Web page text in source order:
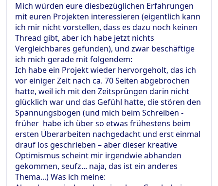
Mich würden eure diesbezüglichen Erfahrungen
mit euren Projekten interessieren (eigentlich kann
ich mir nicht vorstellen, dass es dazu noch keinen
Thread gibt, aber ich habe jetzt nichts
Vergleichbares gefunden), und zwar beschäftige
ich mich gerade mit folgendem:
Ich habe ein Projekt wieder hervorgeholt, das ich
vor einiger Zeit nach ca. 70 Seiten abgebrochen
hatte, weil ich mit den Zeitsprüngen darin nicht
glücklich war und das Gefühl hatte, die stören den
Spannungsbogen (und mich beim Schreiben -
früher habe ich über so etwas frühestens beim
ersten Überarbeiten nachgedacht und erst einmal
drauf los geschrieben – aber dieser kreative
Optimismus scheint mir irgendwie abhanden
gekommen, seufz... naja, das ist ein anderes
Thema...) Was ich meine: